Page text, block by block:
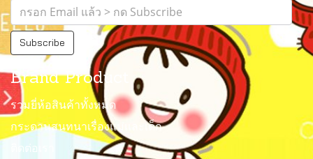
Subscribe
Brand Product
รวมยี่ห้อสินค้าทั้งหมด
กระดานสนทนาเรื่องแม่และเด็ก
ติดต่อเรา